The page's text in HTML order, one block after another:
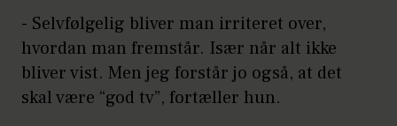
- Selvfølgelig bliver man irriteret over,
hvordan man fremstår. Især når alt ikke
bliver vist. Men jeg forstår jo også, at det
skal være “god tv”, fortæller hun.